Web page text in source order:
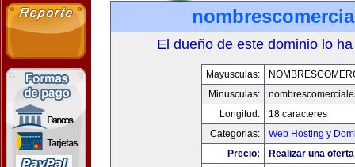
El dueño de este dominio lo
Mayusculas:
Minusculas:
Longitud:
18 caracteres
Categorias:
Web Hosting y
Precio:
Realizar una